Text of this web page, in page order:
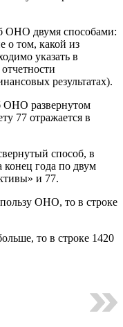
ОНО двумя способами:
о том, какой из
указать в
результатах).
ОНО развернутом
77 отражается в
способ, в
конец года по двум
и 77.
ОНО, то в строке
то в строке 1420